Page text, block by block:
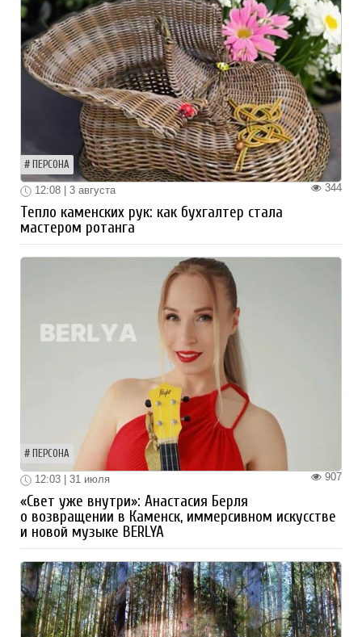
ПЕРСОНА
344
12:08 | 3 августа
Тепло каменских рук: как бухгалтер стала
мастером ротанга
ПЕРСОНА
907
12:03 | 31 июля
«Свет уже внутри»: Анастасия Берля
о возвращении в Каменск, иммерсивном искусстве
и новой музыке BERLYA